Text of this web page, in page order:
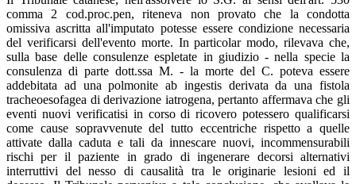
comma 2 cod.proc.pen, riteneva non provato che la condotta
omissiva ascritta all'imputato potesse essere condizione necessaria
del verificarsi dell'evento morte. In particolar modo, rilevava che,
sulla base delle consulenze espletate in giudizio - nella specie la
consulenza di parte dott.ssa M. - la morte del C. poteva essere
addebitata ad una polmonite ab ingestis derivata da una fistola
tracheoesofagea di derivazione iatrogena, pertanto affermava che gli
eventi nuovi verificatisi in corso di ricovero potessero qualificarsi
come cause sopravvenute del tutto eccentriche rispetto a quelle
attivate dalla caduta e tali da innescare nuovi, incommensurabili
rischi per il paziente in grado di ingenerare decorsi alternativi
interruttivi del nesso di causalità tra le originarie lesioni ed il